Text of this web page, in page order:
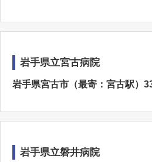
岩手県立宮古病院
岩手県宮古市（最寄：宮古駅）
岩手県立磐井病院